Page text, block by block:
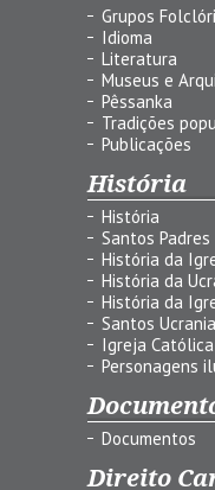
Grupos
Idioma
Literatura
Museus e
Pêssanka
Tradições
Publicações
História
História
Santos Padres
História da
História da
História da
Santos
Igreja
Personagens
Documentos
Direito